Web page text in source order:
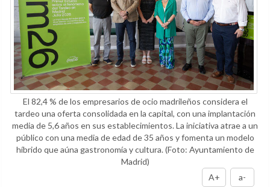
El 82,4 % de los empresarios de ocio madrileños considera el
tardeo una oferta consolidada en la capital, con una implantación
media de 5,6 años en sus establecimientos. La iniciativa atrae a un
público con una media de edad de 35 años y fomenta un modelo
híbrido que aúna gastronomía y cultura.(Foto: Ayuntamiento de
Madrid)
A+
a-